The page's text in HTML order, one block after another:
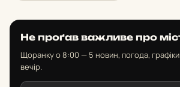
Не проґав важливе про
Щоранку о 8:00 — 5 новин, погода,
вечір.